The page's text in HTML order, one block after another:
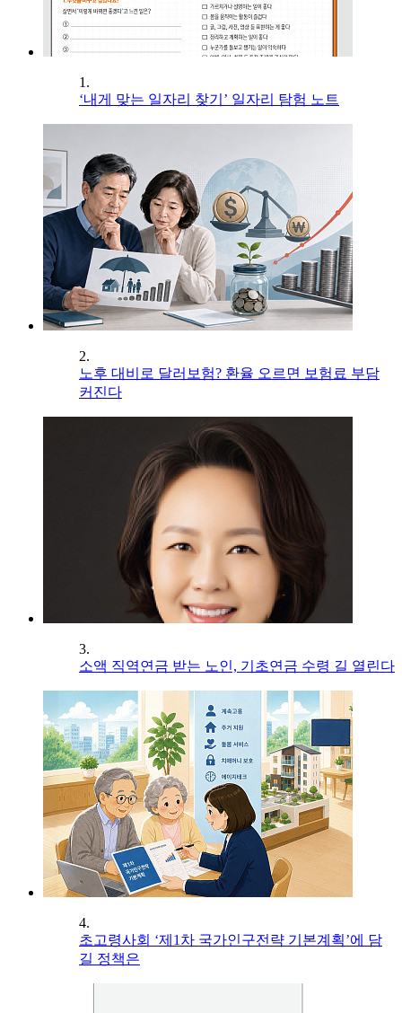
1.
‘내게 맞는 일자리 찾기’ 일자리 탐험 노트
2.
노후 대비로 달러보험? 환율 오르면 보험료 부담
커진다
3.
소액 직역연금 받는 노인, 기초연금 수령 길 열린다
4.
초고령사회 ‘제1차 국가인구전략 기본계획’에 담
길 정책은